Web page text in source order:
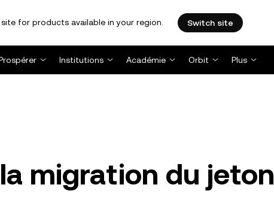
for products available in your region. Switch site
Institutions Académie Orbit Plus
migration du jeton